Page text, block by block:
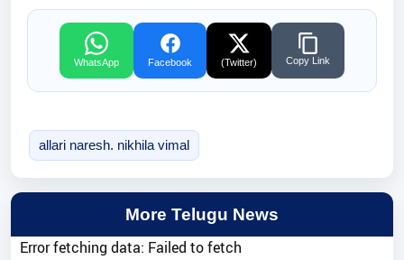
WhatsApp Facebook (Twitter) Copy Link
allari naresh. nikhila vimal
More Telugu News
Error fetching data: Failed to fetch